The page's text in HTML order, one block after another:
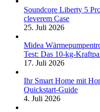
Soundcore Liberty 5
cleverem Case
25. Juli 2026
Midea
Test: Das 10-kg-
17. Juli 2026
Ihr Smart Home mit
Quickstart-Guide
4. Juli 2026